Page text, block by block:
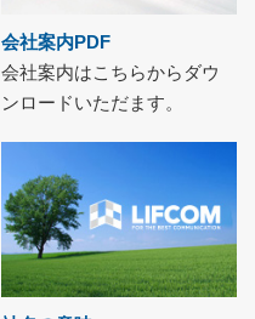
会社案内PDF
会社案内はこちらからダウ
ンロードいただます。